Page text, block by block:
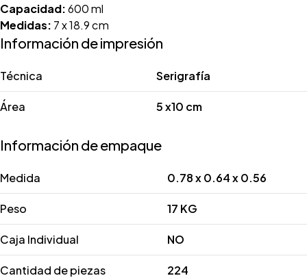
Capacidad:600 ml
Medidas: 7 x 18.9 cm
Información de impresión
Técnica Serigrafía
Área 5 x10 cm
Información de empaque
Medida 0.78 x 0.64 x 0.56
Peso 17 KG
Caja Individual NO
Cantidad de piezas 224